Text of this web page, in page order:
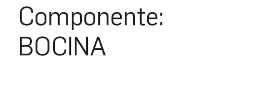
Componente:
BOCINA